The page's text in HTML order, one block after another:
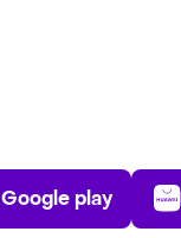
Play Store
Google play